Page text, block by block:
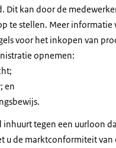
Dit kan door de
te stellen. Meer informatie
voor het inkopen van
opnemen:
en
inhuurt tegen een uurloon
u de marktconformiteit